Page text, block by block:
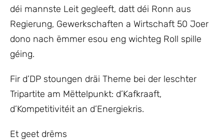
déi mannste Leit gegleeft, datt déi Ronn aus
Regierung, Gewerkschaften a Wirtschaft 50 Joer
dono nach ëmmer esou eng wichteg Roll spille
géing.
Fir d’DP stoungen dräi Theme bei der leschter
Tripartite am Mëttelpunkt: d’Kafkraaft,
d’Kompetitivitéit an d’Energiekris.
Et geet drëms